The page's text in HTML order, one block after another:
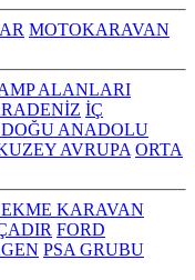
MOTOKARAVAN
ALANLARI
İÇ
ANADOLU
AVRUPA ORTA
KARAVAN
FORD
PSA GRUBU